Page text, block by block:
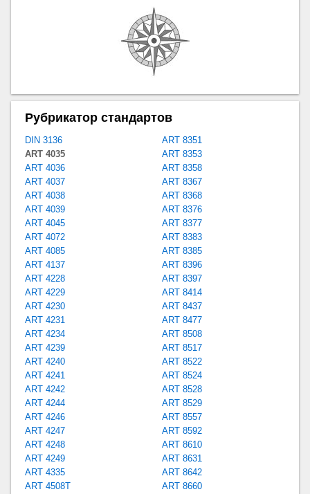
Рубрикатор стандартов
DIN 3136
ART 4035
ART 4036
ART 4037
ART 4038
ART 4039
ART 4045
ART 4072
ART 4085
ART 4137
ART 4228
ART 4229
ART 4230
ART 4231
ART 4234
ART 4239
ART 4240
ART 4241
ART 4242
ART 4244
ART 4246
ART 4247
ART 4248
ART 4249
ART 4335
ART 4508T
ART 8351
ART 8353
ART 8358
ART 8367
ART 8368
ART 8376
ART 8377
ART 8383
ART 8385
ART 8396
ART 8397
ART 8414
ART 8437
ART 8477
ART 8508
ART 8517
ART 8522
ART 8524
ART 8528
ART 8529
ART 8557
ART 8592
ART 8610
ART 8631
ART 8642
ART 8660